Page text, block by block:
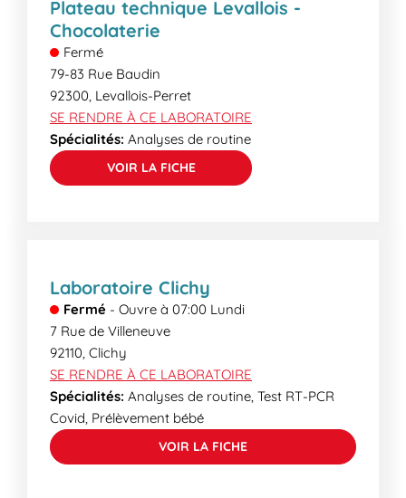
pourront vous informer des délais de rendu.
Plateau technique Levallois -
Chocolaterie
Fermé
79-83 Rue Baudin
92300, Levallois-Perret
SE RENDRE À CE LABORATOIRE
Spécialités: Analyses de routine
VOIR LA FICHE
Laboratoire Clichy
Fermé - Ouvre à 07:00 Lundi
7 Rue de Villeneuve
92110, Clichy
SE RENDRE À CE LABORATOIRE
Spécialités: Analyses de routine, Test RT-PCR
Covid, Prélèvement bébé
VOIR LA FICHE